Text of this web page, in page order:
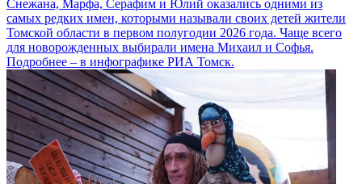
Снежана, Марфа, Серафим и Юлий оказались одними из
самых редких имен, которыми называли своих детей жители
Томской области в первом полугодии 2026 года. Чаще всего
для новорожденных выбирали имена Михаил и Софья.
Подробнее – в инфографике РИА Томск.